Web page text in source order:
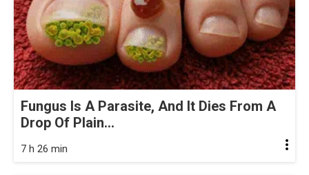
Fungus Is A Parasite, And It Dies From A
Drop Of Plain...
7 h 26 min